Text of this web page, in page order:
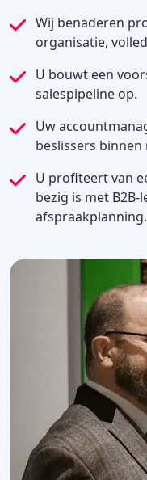
Wij benaderen
organisatie,
U bouwt een
salespipeline op.
Uw
beslissers
U profiteert van
bezig is met
afspraakplanning.